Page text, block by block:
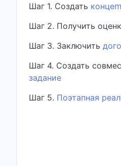
Шаг 1. Создать
Шаг 2. Получить
Шаг 3. Заключить
Шаг 4. Создать
задание
Шаг 5. Поэтапная